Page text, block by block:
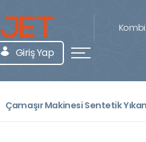
Giriş Yap
Çamaşır Makinesi Sentetik